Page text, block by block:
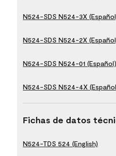
N524-SDS N524-3X
N524-SDS N524-2X
N524-SDS N524-01 (Español)
N524-SDS N524-4X
Fichas de datos
N524-TDS 524 (English)